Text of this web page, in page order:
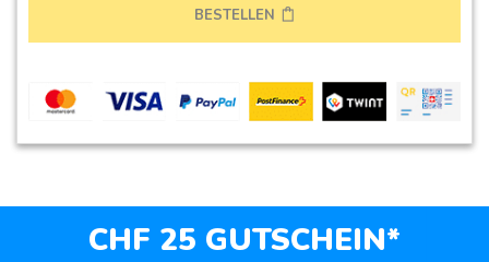
BESTELLEN
CHF 25 GUTSCHEIN*